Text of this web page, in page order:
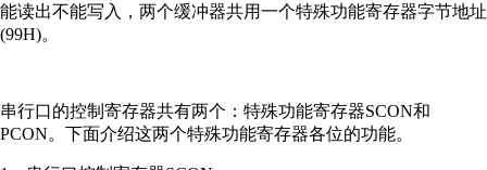
能读出不能写入，两个缓冲器共用一个特殊功能寄存器字节地址
(99H)。
串行口的控制寄存器共有两个：特殊功能寄存器SCON和
PCON。下面介绍这两个特殊功能寄存器各位的功能。